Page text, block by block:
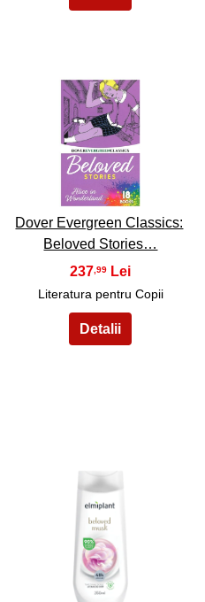
3
Dover Evergreen Classics:
Beloved Stories…
237 ,99
Literatura pentru Copii
5